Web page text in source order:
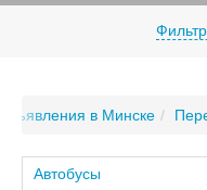
в Минске
Автобусы